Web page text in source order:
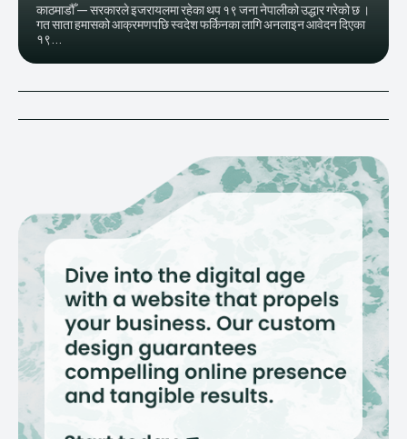
काठमाडौँ — सरकारले इजरायलमा रहेका थप १९ जना नेपालीको उद्धार गरेको छ ।
गत साता हमासको आक्रमणपछि स्वदेश फर्किनका लागि अनलाइन आवेदन दिएका
१९...